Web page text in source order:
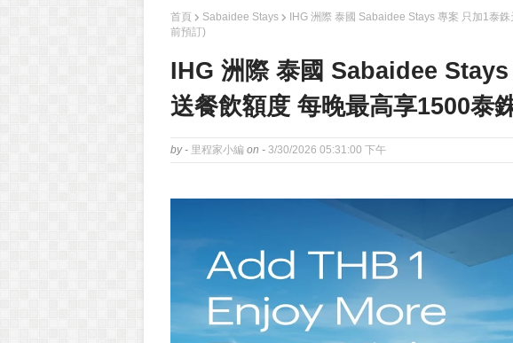
首頁 Sabaidee Stays
IHG 洲際 泰國 Sabaidee Stays 專案 只加1泰
前預訂)
IHG 洲際 泰國 Sabaidee
送餐飲額度 每晚最高享1500泰
by - 里程家小編 on - 3/30/2026 05:31:00 下午